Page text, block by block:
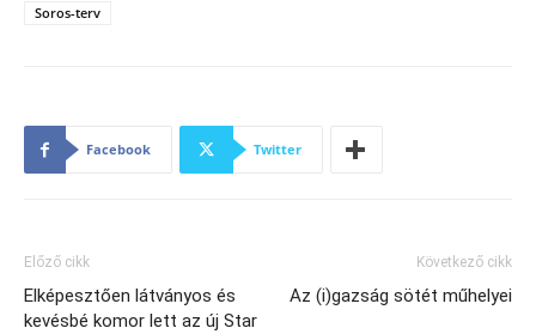
Soros-terv
Facebook Twitter
Előző cikk
Elképesztően látványos és
kevésbé komor lett az új Star
Következő cikk
Az (i)gazság sötét műhelyei